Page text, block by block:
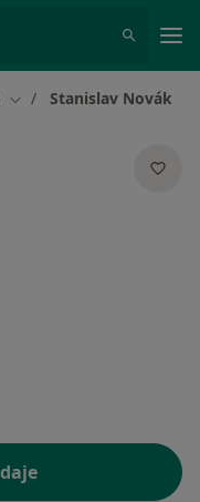
Změna města
Stanislav Novák